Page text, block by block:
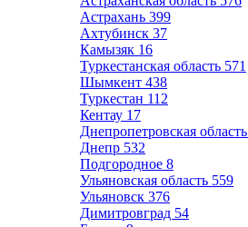
Астрахань 399
Ахтубинск 37
Камызяк 16
Туркестанская область 571
Шымкент 438
Туркестан 112
Кентау 17
Днепропетровская область
Днепр 532
Подгородное 8
Ульяновская область 559
Ульяновск 376
Димитровград 54